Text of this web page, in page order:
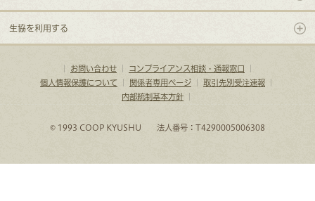
生協を利用する
お問い合わせ｜ コンプライアンス相談・通報窓口
個人情報保護について｜ 関係者専用ページ｜ 取引先別受注速報｜
内部統制基本方針｜
© 1993 COOP KYUSHU 法人番号：T4290005006308